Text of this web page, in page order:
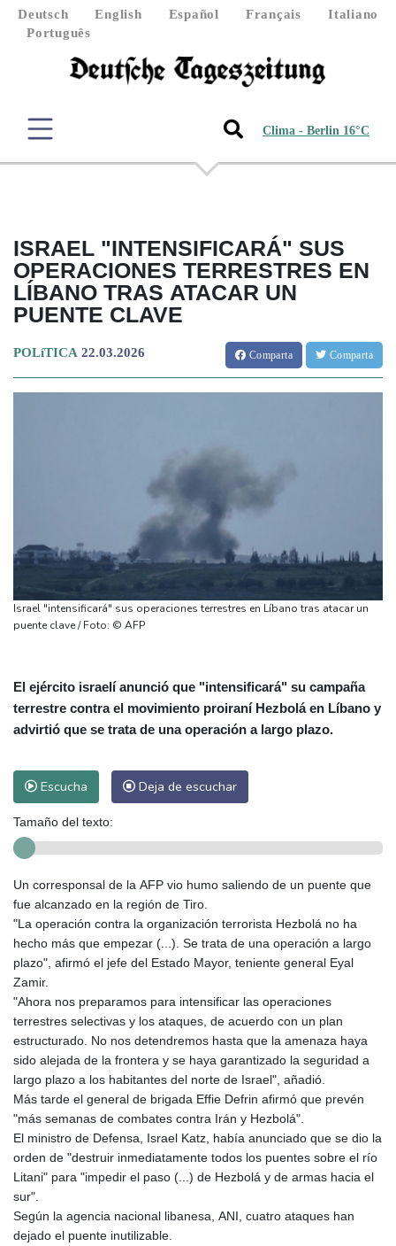
Deutsch English Español Français
Italiano
Português
Clima - Berlin 16°C
ISRAEL "INTENSIFICARÁ" SUS
OPERACIONES TERRESTRES EN
LÍBANO TRAS ATACAR UN
PUENTE CLAVE
POLíTICA 22.03.2026 Comparta Comparta
Israel "intensificará" sus operaciones terrestres en Líbano tras atacar un
puente clave / Foto: © AFP
El ejército israelí anunció que "intensificará" su campaña
terrestre contra el movimiento proiraní Hezbolá en Líbano y
advirtió que se trata de una operación a largo plazo.
Escucha Deja de escuchar
Tamaño del texto:
Un corresponsal de la AFP vio humo saliendo de un puente que
fue alcanzado en la región de Tiro.
"La operación contra la organización terrorista Hezbolá no ha
hecho más que empezar (...). Se trata de una operación a largo
plazo", afirmó el jefe del Estado Mayor, teniente general Eyal
Zamir.
"Ahora nos preparamos para intensificar las operaciones
terrestres selectivas y los ataques, de acuerdo con un plan
estructurado. No nos detendremos hasta que la amenaza haya
sido alejada de la frontera y se haya garantizado la seguridad a
largo plazo a los habitantes del norte de Israel", añadió.
Más tarde el general de brigada Effie Defrin afirmó que prevén
"más semanas de combates contra Irán y Hezbolá".
El ministro de Defensa, Israel Katz, había anunciado que se dio la
orden de "destruir inmediatamente todos los puentes sobre el río
Litani" para "impedir el paso (...) de Hezbolá y de armas hacia el
sur".
Según la agencia nacional libanesa, ANI, cuatro ataques han
dejado el puente inutilizable.